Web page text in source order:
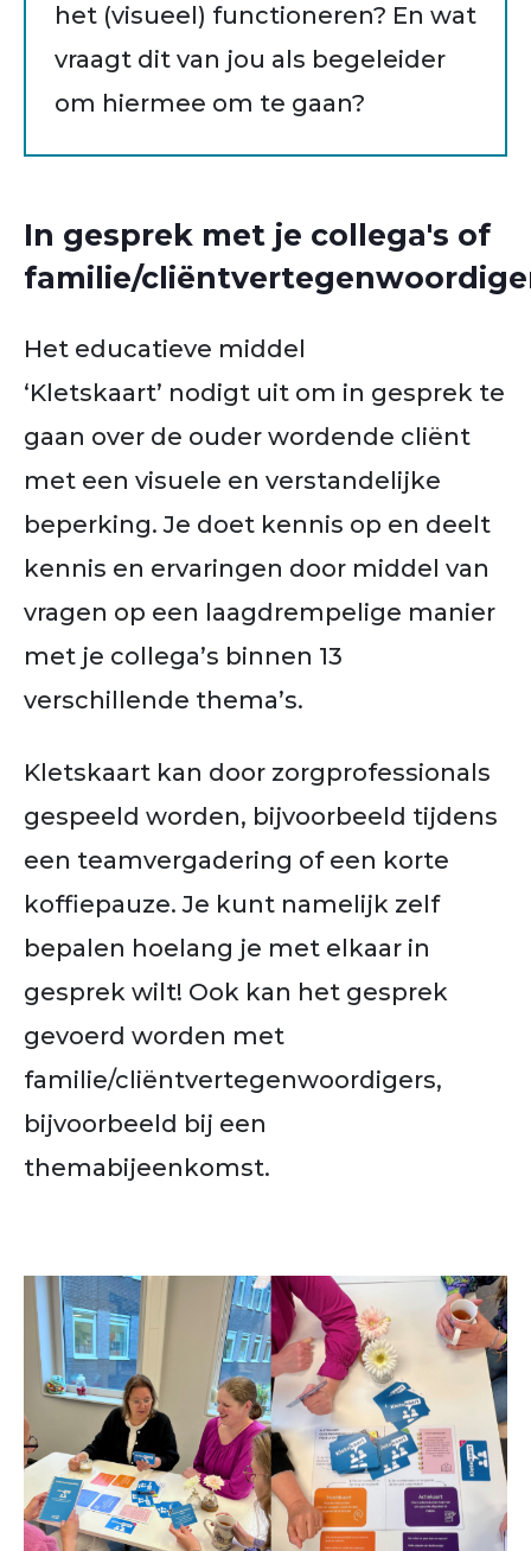
het (visueel) functioneren? En wat
vraagt dit van jou als begeleider
om hiermee om te gaan?
In gesprek met je collega's of
familie/
Het educatieve middel
‘Kletskaart’ nodigt uit om in gesprek te
gaan over de ouder wordende cliënt
met een visuele en verstandelijke
beperking. Je doet kennis op en deelt
kennis en ervaringen door middel van
vragen op een laagdrempelige manier
met je collega’s binnen 13
verschillende thema’s.
Kletskaart kan door zorgprofessionals
gespeeld worden, bijvoorbeeld tijdens
een teamvergadering of een korte
koffiepauze. Je kunt namelijk zelf
bepalen hoelang je met elkaar in
gesprek wilt! Ook kan het gesprek
gevoerd worden met
familie/cliëntvertegenwoordigers,
bijvoorbeeld bij een
themabijeenkomst.